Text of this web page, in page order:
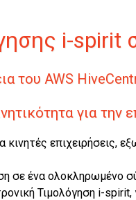
i-spirit
του AWS
για την
επιχειρήσεις,
σε ένα
Τιμολόγηση i-spirit,